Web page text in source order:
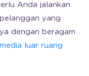
Anda jalankan
yang
dengan beragam
luar ruang